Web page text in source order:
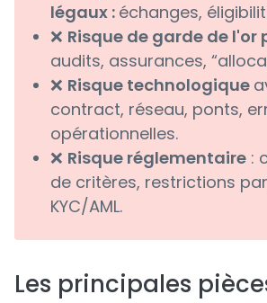
légaux : échanges,
❌ Risque de garde de l'or
audits, assurances,
❌ Risque technologique
contract, réseau, ponts,
opérationnelles.
❌ Risque réglementaire :
de critères, restrictions
KYC/AML.
Les principales